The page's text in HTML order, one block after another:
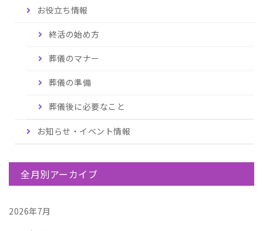
お役立ち情報
終活の始め方
葬儀のマナー
葬儀の準備
葬儀後に必要なこと
お知らせ・イベント情報
全月別アーカイブ
2026年7月